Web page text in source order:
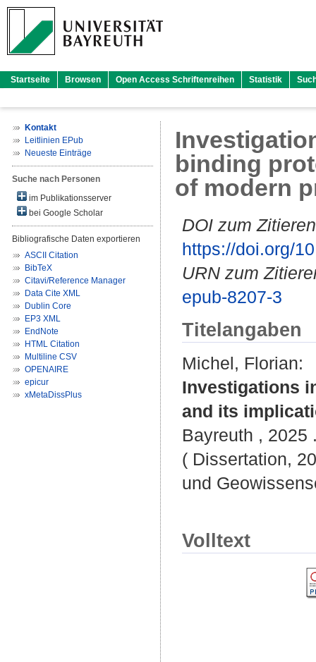
Startseite Browsen Open Access Schriftenreihen Statistik
Kontakt
Leitlinien EPub
Neueste Einträge
Suche nach Personen
im Publikationsserver
bei Google Scholar
Bibliografische Daten exportieren
ASCII Citation
BibTeX
Citavi/Reference Manager
Data Cite XML
Dublin Core
EP3 XML
EndNote
HTML Citation
Multiline CSV
OPENAIRE
epicur
xMetaDissPlus
binding
of modern
DOI zum
https://doi.org/
URN zum
epub-8207-3
Titelangaben
Michel, Florian:
Investigations
and its
Bayreuth , 2025
( Dissertation,
und
Volltext